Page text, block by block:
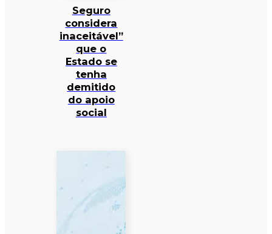
Seguro
considera
inaceitável”
que o
Estado se
tenha
demitido
do apoio
social